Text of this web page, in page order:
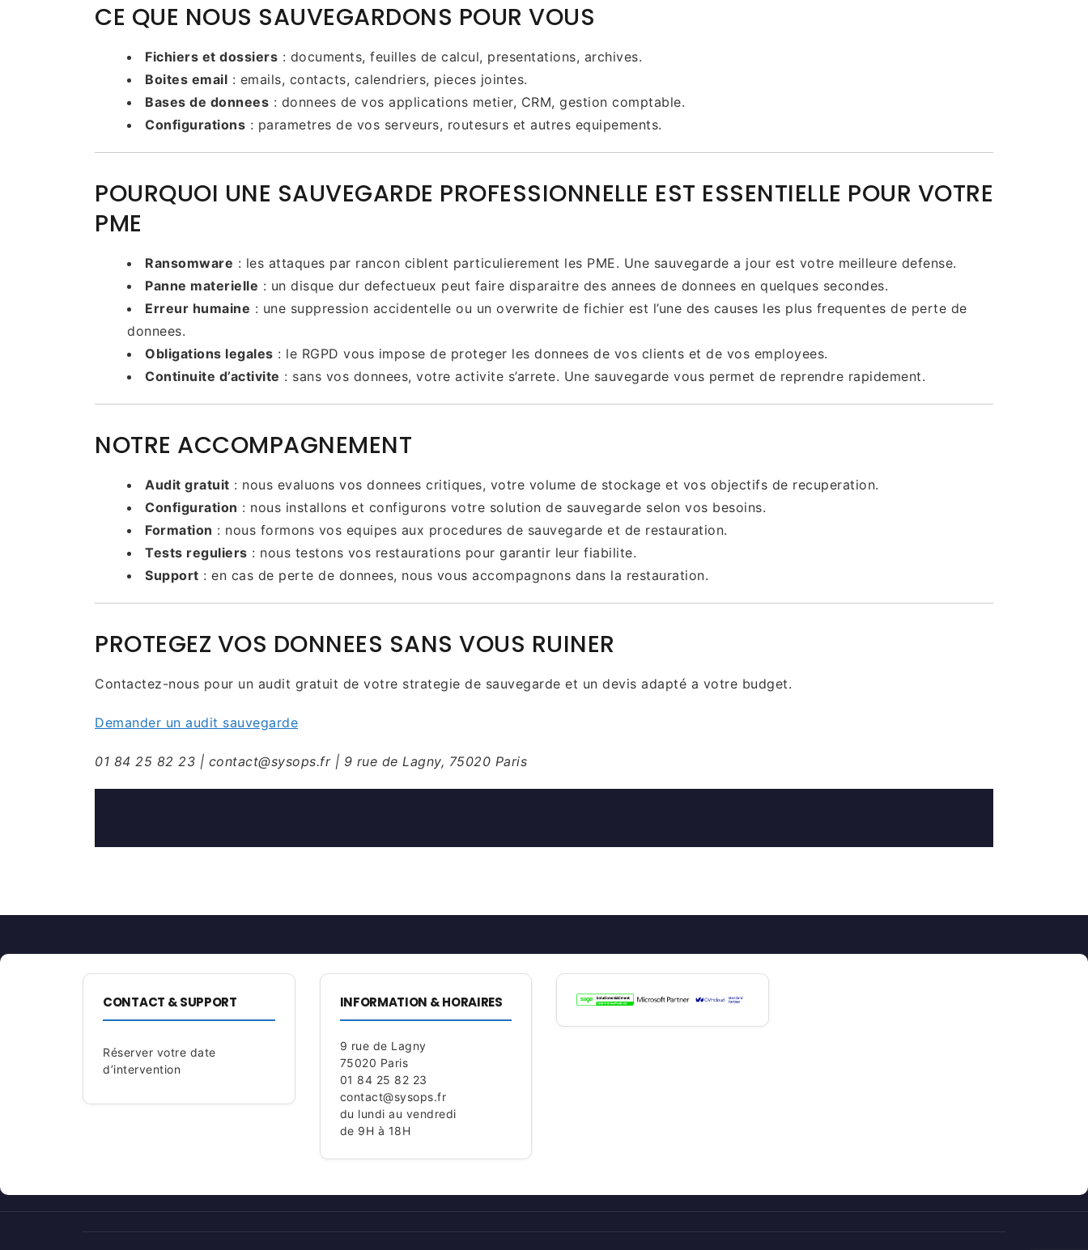
CE QUE NOUS SAUVEGARDONS POUR VOUS
Fichiers et dossiers : documents, feuilles de calcul, presentations, archives.
Boites email : emails, contacts, calendriers, pieces jointes.
Bases de donnees : donnees de vos applications metier, CRM, gestion comptable.
Configurations : parametres de vos serveurs, routesurs et autres equipements.
POURQUOI UNE SAUVEGARDE PROFESSIONNELLE EST ESSENTIELLE POUR VOTRE
PME
Ransomware : les attaques par rancon ciblent particulierement les PME. Une sauvegarde a jour est votre meilleure defense.
Panne materielle : un disque dur defectueux peut faire disparaitre des annees de donnees en quelques secondes.
Erreur humaine : une suppression accidentelle ou un overwrite de fichier est l’une des causes les plus frequentes de perte de
donnees.
Obligations legales : le RGPD vous impose de proteger les donnees de vos clients et de vos employees.
Continuite d’activite : sans vos donnees, votre activite s’arrete. Une sauvegarde vous permet de reprendre rapidement.
NOTRE ACCOMPAGNEMENT
Audit gratuit : nous evaluons vos donnees critiques, votre volume de stockage et vos objectifs de recuperation.
Configuration : nous installons et configurons votre solution de sauvegarde selon vos besoins.
Formation : nous formons vos equipes aux procedures de sauvegarde et de restauration.
Tests reguliers : nous testons vos restaurations pour garantir leur fiabilite.
Support : en cas de perte de donnees, nous vous accompagnons dans la restauration.
PROTEGEZ VOS DONNEES SANS VOUS RUINER
Contactez-nous pour un audit gratuit de votre strategie de sauvegarde et un devis adapté a votre budget.
Demander un audit sauvegarde
01 84 25 82 23 | contact@sysops.fr | 9 rue de Lagny, 75020 Paris
CONTACT & SUPPORT
Réserver votre date
d’intervention
INFORMATION & HORAIRES
9 rue de Lagny
75020 Paris
01 84 25 82 23
contact@sysops.fr
du lundi au vendredi
de 9H à 18H